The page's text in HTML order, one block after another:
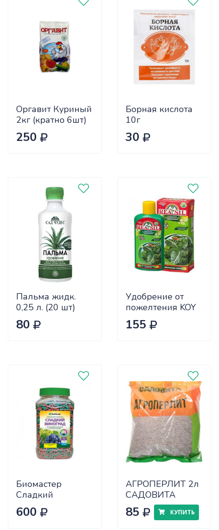
Оргавит Куриный
2кг (кратно 6шт)
цена за 1шт
250
Борная кислота
10г
Биотехнологии
х60
30
Пальма жидк.
0,25 л. (20 шт)
80
Удобрение от
пожелтения KOY
REASIL 0.25л СЖ
х9
155
Биомастер
Сладкий
виноград компл.
мин. удобрение
600
АГРОПЕРЛИТ 2л
САДОВИТА
85 КУПИТЬ